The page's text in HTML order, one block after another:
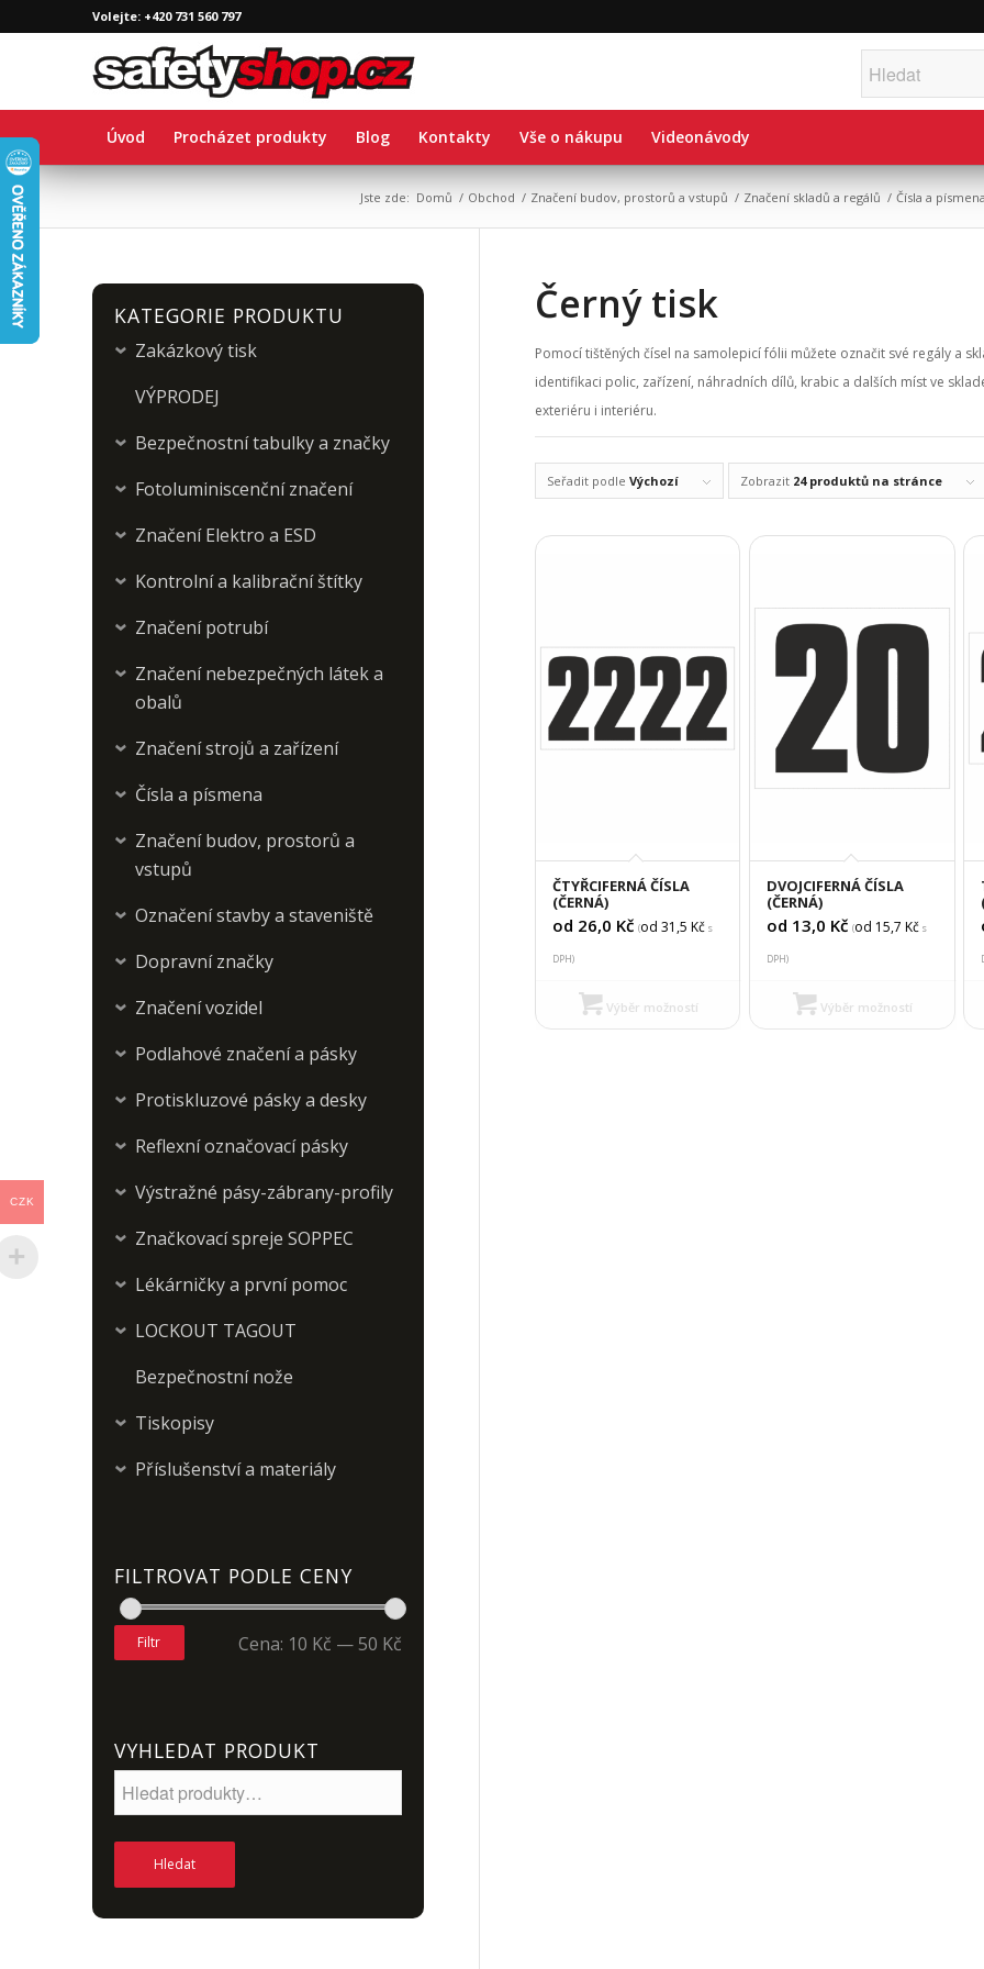
Volejte: +420 731 560 797
Úvod Procházet produkty Blog Kontakty Vše o nákupu Videonávody
Jste zde: Domů / Obchod / Značení budov, prostorů a vstupů / Značení skladů a regálů / Čísla a písmena
Černý tisk
Pomocí tištěných čísel na samolepicí fólii můžete označit své regály a
identifikaci polic, zařízení, náhradních dílů, krabic a dalších míst ve
exteriéru i interiéru.
Seřadit podle Výchozí Zobrazit 24 produktů na stránce
ČTYŘCIFERNÁ ČÍSLA
(ČERNÁ)
od 26,0 Kč (od 31,5 Kčs
DPH)
Výběr možností
DVOJCIFERNÁ ČÍSLA
(ČERNÁ)
od 13,0 Kč (od 15,7 Kč s
DPH)
Výběr možností
KATEGORIE PRODUKTU
›Zakázkový tisk
VÝPRODEJ
›Bezpečnostní tabulky a značky
›Fotoluminiscenční značení
›Značení Elektro a ESD
›Kontrolní a kalibrační štítky
›Značení potrubí
›Značení nebezpečných látek a
obalů
›Značení strojů a zařízení
›Čísla a písmena
›Značení budov, prostorů a
vstupů
›Označení stavby a staveniště
›Dopravní značky
›Značení vozidel
›Podlahové značení a pásky
›Protiskluzové pásky a desky
›Reflexní označovací pásky
›Výstražné pásy-zábrany-profily
›Značkovací spreje SOPPEC
›Lékárničky a první pomoc
›LOCKOUT TAGOUT
Bezpečnostní nože
›Tiskopisy
›Příslušenství a materiály
FILTROVAT PODLE CENY
Filtr Cena: 10 Kč —50 Kč
VYHLEDAT PRODUKT
Hledat
CZK